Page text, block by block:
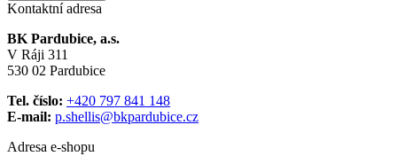
Kontaktní adresa
BK Pardubice, a.s.
V Ráji 311
530 02 Pardubice
Tel. číslo: +420 797 841 148
E-mail: p.shellis@bkpardubice.cz
Adresa e-shopu